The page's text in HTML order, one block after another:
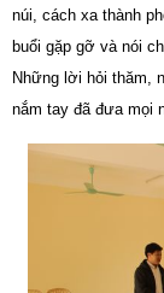
núi, cách xa thành
buổi gặp gỡ và nói
Những lời hỏi thăm,
nắm tay đã đưa mọi